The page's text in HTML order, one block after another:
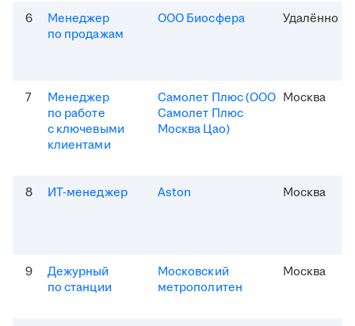
6
Менеджер
по продажам
ООО Биосфера Удалённо
7
Менеджер
по работе
с ключевыми
клиентами
Самолет Плюс (ООО
Самолет Плюс
Москва Цао)
Москва
8 ИТ-менеджер Aston Москва
9
Дежурный
по станции
Московский
метрополитен
Москва